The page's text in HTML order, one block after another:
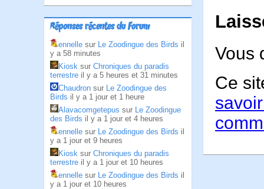
Réponses récentes du Forum
ennelle sur Le Zoodingue des Birds il
y a 58 minutes
Kiosk sur Chroniques du paradis
terrestre il y a 5 heures et 31 minutes
Chaudron sur Le Zoodingue des
Birds il y a 1 jour et 1 heure
Alavacomgetepus sur Le Zoodingue
des Birds il y a 1 jour et 4 heures
ennelle sur Le Zoodingue des Birds il
y a 1 jour et 9 heures
Kiosk sur Chroniques du paradis
terrestre il y a 1 jour et 10 heures
ennelle sur Le Zoodingue des Birds il
y a 1 jour et 10 heures
Vous
Ce